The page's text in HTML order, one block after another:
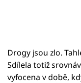
Drogy jsou zlo.
Sdílela totiž
vyfocena v době,